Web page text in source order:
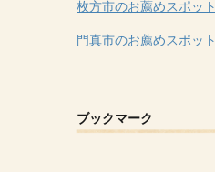
枚方市のお薦めスポット
門真市のお薦めスポット
ブックマーク